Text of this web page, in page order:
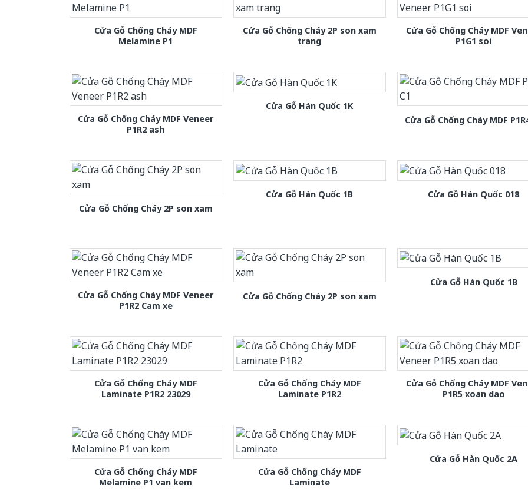
Cửa Gỗ Chống Cháy MDF
Melamine P1
Cửa Gỗ Chống Cháy 2P son xam
trang
Cửa Gỗ Chống Cháy MDF
P1G1 soi
Cửa Gỗ Chống Cháy MDF Veneer
P1R2 ash
Cửa Gỗ Hàn Quốc 1K
Cửa Gỗ Chống Cháy MDF
Cửa Gỗ Chống Cháy 2P son xam
Cửa Gỗ Hàn Quốc 1B Cửa Gỗ Hàn Quốc 018
Cửa Gỗ Chống Cháy MDF Veneer
P1R2 Cam xe
Cửa Gỗ Chống Cháy 2P son xam
Cửa Gỗ Hàn Quốc 1B
Cửa Gỗ Chống Cháy MDF
Laminate P1R2 23029
Cửa Gỗ Chống Cháy MDF
Laminate P1R2
Cửa Gỗ Chống Cháy MDF
P1R5 xoan dao
Cửa Gỗ Chống Cháy MDF
Melamine P1 van kem
Cửa Gỗ Chống Cháy MDF
Laminate
Cửa Gỗ Hàn Quốc 2A